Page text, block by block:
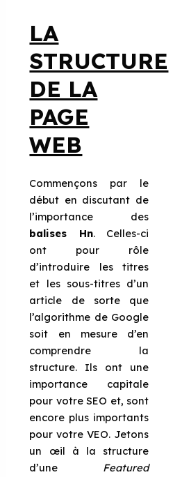
LA
STRUCTURE
DE LA
PAGE
WEB
Commençons par le
début en discutant de
l’importance des
balises Hn. Celles-ci
ont pour rôle
d’introduire les titres
et les sous-titres d’un
article de sorte que
l’algorithme de Google
soit en mesure d’en
comprendre la
structure. Ils ont une
importance capitale
pour votre SEO et, sont
encore plus importants
pour votre VEO. Jetons
un œil à la structure
d’une Featured